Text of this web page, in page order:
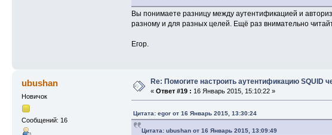
Вы понимаете разницу между аутентификацией и
разному и для разных целей. Ещё раз внимательно
Егор.
ubushan
Новичок
Сообщений: 16
Re: Помогите настроить аутентификацию SQUID
« Ответ #19 : 16 Январь 2015, 15:10:22 »
Цитата: egor от 16 Январь 2015, 13:30:24
Цитата: ubushan от 16 Январь 2015, 13:09:49